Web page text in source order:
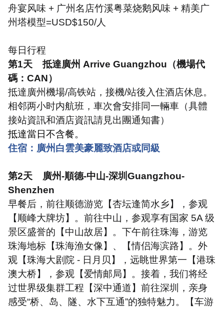
舟宴风味 + 广州名店竹溪粤菜烧鹅风味 + 精美广
州塔模型=USD$150/人
每日行程
第1天 抵達廣州 Arrive Guangzhou （機場代
碼： CAN）
抵達廣州機場/高铁站，接機/站後入住酒店休息。
相邻两小时内航班，車次會安排同一輛車（具體
接站資訊和酒店資訊請見出團通知書）
抵達當日不含餐。
住宿：廣州白雲美豪麗致酒店或同級
第2天 廣州-順德-中山-深圳 Guangzhou-
Shenzhen
早餐后，前往顺德游览【杏坛逢简水乡】，参观
【顺峰大牌坊】。前往中山，参观享有国家 5A 级
景区盛誉的【中山故居】。下午前往珠海，游览
珠海地标【珠海渔女像】、【情侣海滨路】。外
观【珠海大剧院 - 日月贝】，远眺世界第一【港珠
澳大桥】，参观【爱情邮局】。接着，我们将经
过世界级集群工程【深中通道】前往深圳，亲身
感受“桥、岛、隧、水下互通”的独特魅力。【车游